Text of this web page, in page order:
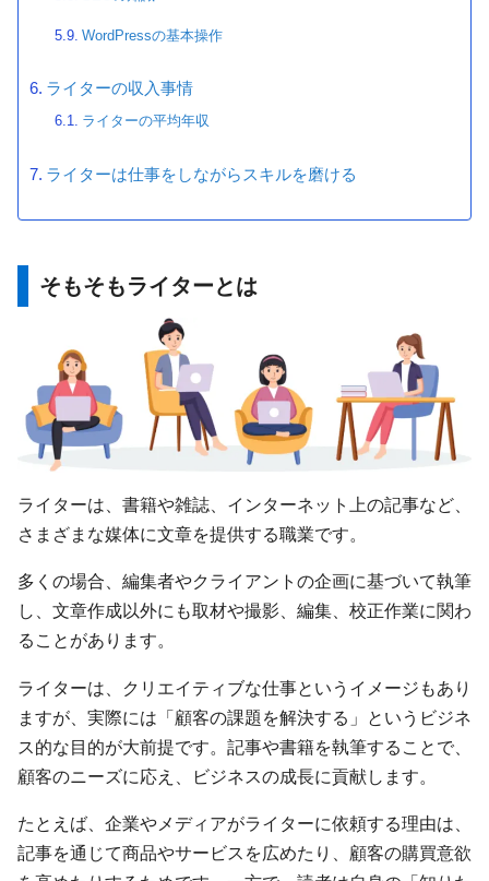
WordPressの基本操作
ライターの収入事情
ライターの平均年収
ライターは仕事をしながらスキルを磨ける
そもそもライターとは
ライターは、書籍や雑誌、インターネット上の記事など、
さまざまな媒体に文章を提供する職業です。
多くの場合、編集者やクライアントの企画に基づいて執筆
し、文章作成以外にも取材や撮影、編集、校正作業に関わ
ることがあります。
ライターは、クリエイティブな仕事というイメージもあり
ますが、実際には「顧客の課題を解決する」というビジネ
ス的な目的が大前提です。記事や書籍を執筆することで、
顧客のニーズに応え、ビジネスの成長に貢献します。
たとえば、企業やメディアがライターに依頼する理由は、
記事を通じて商品やサービスを広めたり、顧客の購買意欲